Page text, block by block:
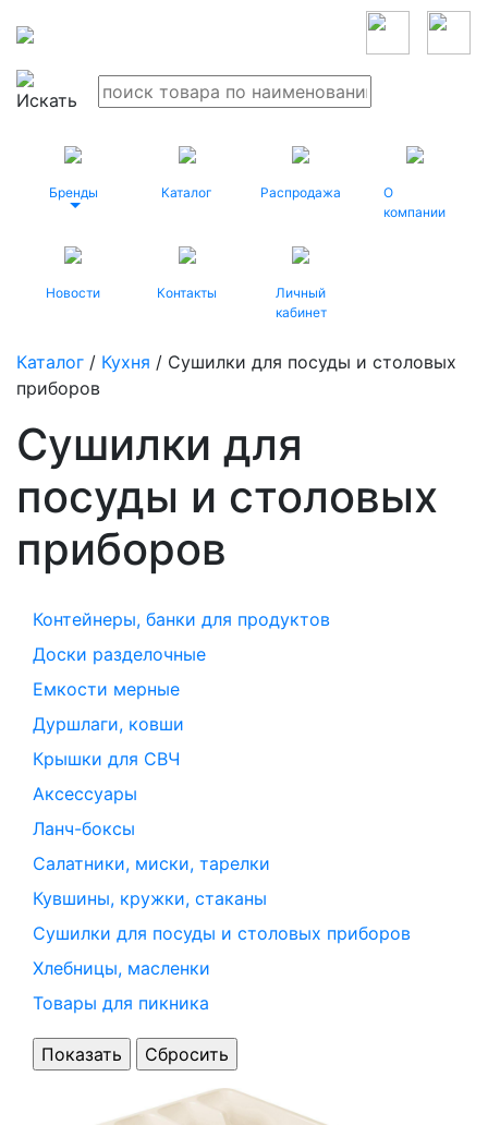
Бренды Каталог Распродажа
О
компании
Новости Контакты
Личный
кабинет
Каталог / Кухня / Сушилки для посуды и столовых
приборов
Сушилки для
посуды и столовых
приборов
Контейнеры, банки для продуктов
Доски разделочные
Емкости мерные
Дуршлаги, ковши
Крышки для СВЧ
Аксессуары
Ланч-боксы
Салатники, миски, тарелки
Кувшины, кружки, стаканы
Сушилки для посуды и столовых приборов
Хлебницы, масленки
Товары для пикника